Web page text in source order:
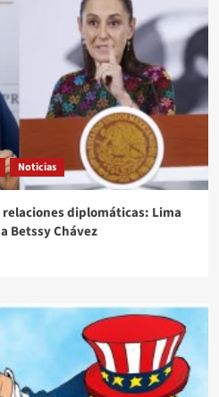
Noticias
diplomáticas: Lima
Betssy Chávez